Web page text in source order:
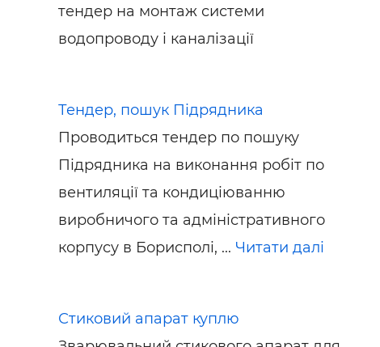
тендер на монтаж системи
водопроводу і каналізації
Тендер, пошук Підрядника
Проводиться тендер по пошуку
Підрядника на виконання робіт по
вентиляції та кондиціюванню
виробничого та адміністративного
корпусу в Борисполі, ... Читати далі
Стиковий апарат куплю